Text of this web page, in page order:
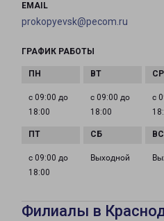
EMAIL
prokopyevsk@pecom.ru
ГРАФИК РАБОТЫ
с 09:00 до
18:00
с 09:00 до
18:00
с
с 09:00 до
18:00
Выходной
Филиалы в